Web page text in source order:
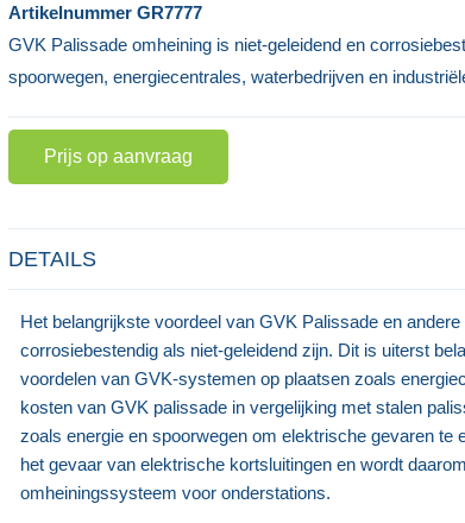
GRP Platen - Geruit Profiel
Prijs op aanvraag
Artikelnummer GR7777
GVK Palissade omheining is niet-geleidend en
spoorwegen, energiecentrales, waterbedrijven en
Prijs op aanvraag
DETAILS
Het belangrijkste voordeel van GVK Palissade en
corrosiebestendig als niet-geleidend zijn. Dit is uiterst
voordelen van GVK-systemen op plaatsen zoals
kosten van GVK palissade in vergelijking met stalen
zoals energie en spoorwegen om elektrische gevaren te
het gevaar van elektrische kortsluitingen en wordt
omheiningssysteem voor onderstations.